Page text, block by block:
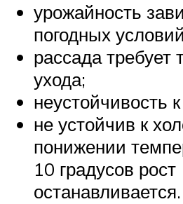
урожайность
погодных
рассада требует
ухода;
неустойчивость
не устойчив к
понижении
10 градусов рост
останавливается.